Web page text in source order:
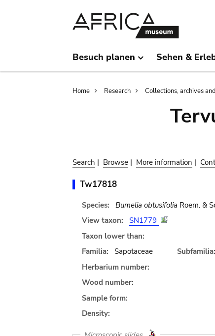
Besuch planen Sehen &
Breadcrumb
Home Research Collections, archives
Search | Browse | More information |
Tw17818
Species: Bumelia obtusifolia Roem. &
View taxon:
SN1779
Taxon lower than:
Familia:
Sapotaceae
Subfamilia:
Herbarium number:
Wood number:
Sample form:
Density: